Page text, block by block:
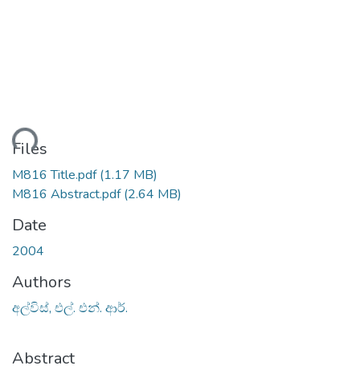
Files
M816 Title.pdf(1.17 MB)
M816 Abstract.pdf(2.64 MB)
Date
2004
Authors
අල්විස්, එල්. එන්. ආර්.
Abstract